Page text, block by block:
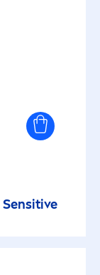
Sensitive